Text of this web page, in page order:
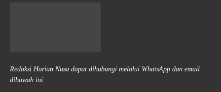
Redaksi Harian Nusa dapat dihubungi melalui WhatsApp dan email
dibawah ini: